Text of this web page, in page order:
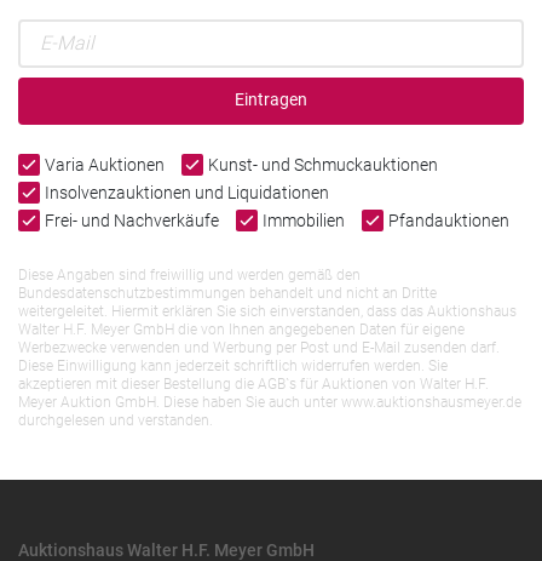
Eintragen
Varia Auktionen
Kunst- und Schmuckauktionen
Insolvenzauktionen und Liquidationen
Frei- und Nachverkäufe
Immobilien Pfandauktionen
Diese Angaben sind freiwillig und werden gemäß den
Bundesdatenschutzbestimmungen behandelt und nicht an Dritte
weitergeleitet. Hiermit erklären Sie sich einverstanden, dass das Auktionshaus
Walter H.F. Meyer GmbH die von Ihnen angegebenen Daten für eigene
Werbezwecke verwenden und Werbung per Post und E-Mail zusenden darf.
Diese Einwilligung kann jederzeit schriftlich widerrufen werden. Sie
akzeptieren mit dieser Bestellung die AGB`s für Auktionen von Walter H.F.
Meyer Auktion GmbH. Diese haben Sie auch unter www.auktionshausmeyer.de
durchgelesen und verstanden.
Auktionshaus Walter H.F. Meyer GmbH